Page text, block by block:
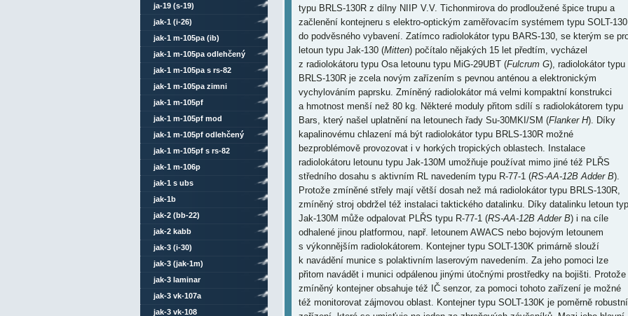
typu BRLS-130R z dílny NIIP V.V. Tichonmirova do prodloužené špice trupu a
začlenění kontejneru s elektro-optickým zaměřovacím systémem typu SOLT-
do podvěsného vybavení. Zatímco radiolokátor typu BARS-130, se kterým se
letoun typu Jak-130 (Mitten) počítalo nějakých 15 let předtím, vycházel
z radiolokátoru typu Osa letounu typu MiG-29UBT (Fulcrum G), radiolokátor typu
BRLS-130R je zcela novým zařízením s pevnou anténou a elektronickým
vychylováním paprsku. Zmíněný radiolokátor má velmi kompaktní konstrukci
a hmotnost menší než 80 kg. Některé moduly přitom sdílí s radiolokátorem typu
Bars, který našel uplatnění na letounech řady Su-30MKI/SM (Flanker H). Díky
kapalinovému chlazení má být radiolokátor typu BRLS-130R možné
bezproblémově provozovat i v horkých tropických oblastech. Instalace
radiolokátoru letounu typu Jak-130M umožňuje používat mimo jiné též PLŘS
středního dosahu s aktivním RL navedením typu R-77-1 (RS-AA-12B Adder B).
Protože zmíněné střely mají větší dosah než má radiolokátor typu BRLS-130R,
zmíněný stroj obdržel též instalaci taktického datalinku. Díky datalinku letoun
Jak-130M může odpalovat PLŘS typu R-77-1 (RS-AA-12B Adder B) i na cíle
odhalené jinou platformou, např. letounem AWACS nebo bojovým letounem
s výkonnějším radiolokátorem. Kontejner typu SOLT-130K primárně slouží
k navádění munice s polaktivním laserovým navedením. Za jeho pomoci lze
přitom navádět i munici odpálenou jinými útočnými prostředky na bojišti. Protože
zmíněný kontejner obsahuje též IČ senzor, za pomoci tohoto zařízení je možné
též monitorovat zájmovou oblast. Kontejner typu SOLT-130K je poměrně robustní
ja-19 (s-19)
jak-1 (i-26)
jak-1 m-105pa (ib)
jak-1 m-105pa odlehčený
jak-1 m-105pa s rs-82
jak-1 m-105pa zimni
jak-1 m-105pf
jak-1 m-105pf mod
jak-1 m-105pf odlehčený
jak-1 m-105pf s rs-82
jak-1 m-106p
jak-1 s ubs
jak-1b
jak-2 (bb-22)
jak-2 kabb
jak-3 (i-30)
jak-3 (jak-1m)
jak-3 laminar
jak-3 vk-107a
jak-3 vk-108